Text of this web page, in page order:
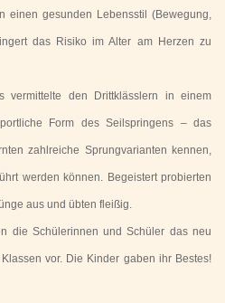
einen gesunden Lebensstil (Bewegung,
das Risiko im Alter am Herzen zu
vermittelte den Drittklässlern in einem
Form des Seilspringens – das
zahlreiche Sprungvarianten kennen,
werden können. Begeistert probierten
aus und übten fleißig.
die Schülerinnen und Schüler das neu
vor. Die Kinder gaben ihr Bestes!